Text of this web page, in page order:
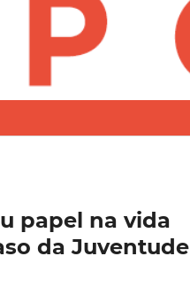
papel na vida
da Juventude